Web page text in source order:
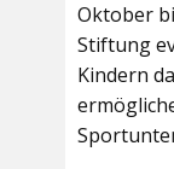
Oktober
Stiftung
Kindern